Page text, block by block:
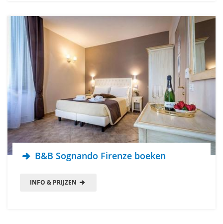
B&B Sognando Firenze boeken
INFO & PRIJZEN